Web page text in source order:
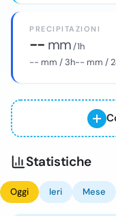
PRECIPITAZIONI
-- mm/ 1h
-- mm / 3h-- mm /
Statistiche
Oggi Ieri Mese